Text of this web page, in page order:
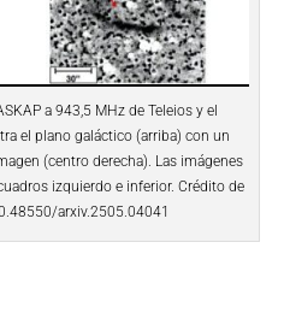
a 943,5 MHz de Teleios y el
el plano galáctico (arriba) con un
(centro derecha). Las imágenes
izquierdo e inferior. Crédito de
arxiv.2505.04041